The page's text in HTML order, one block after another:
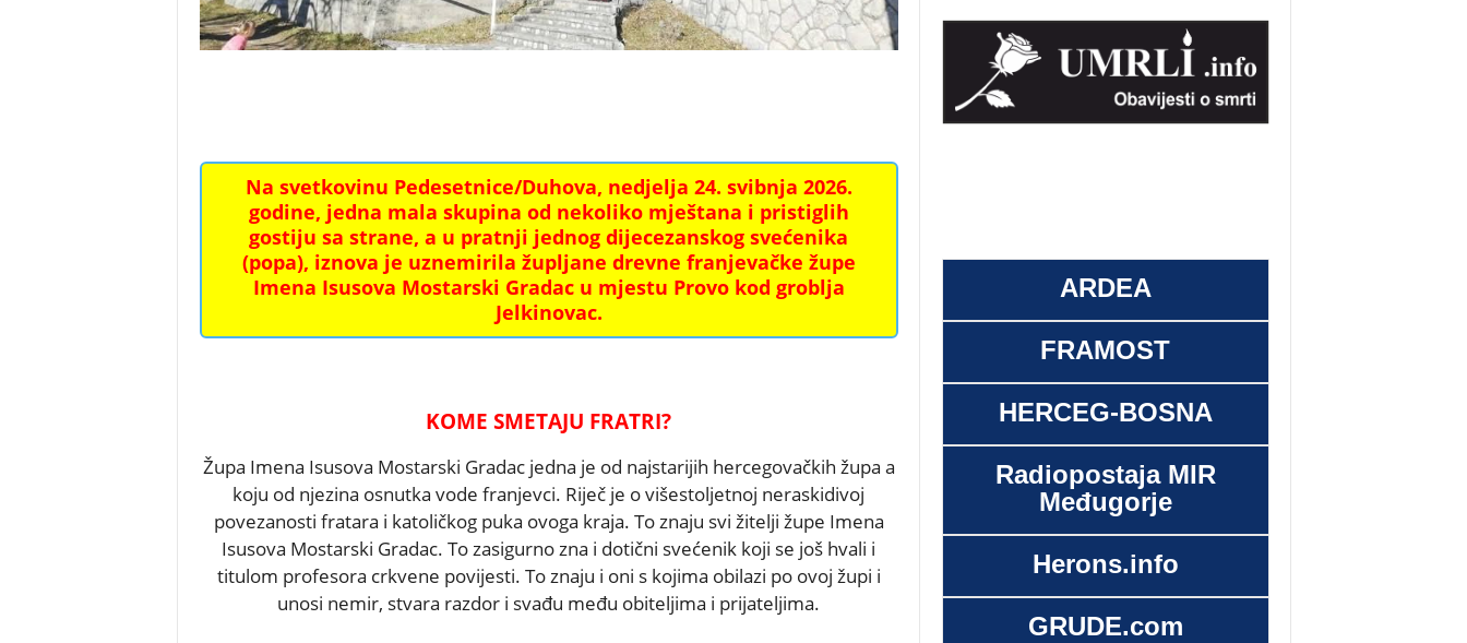
Na svetkovinu Pedesetnice/Duhova, nedjelja 24. svibnja 2026.
godine, jedna mala skupina od nekoliko mještana i pristiglih
gostiju sa strane, a u pratnji jednog dijecezanskog svećenika
(popa), iznova je uznemirila župljane drevne franjevačke župe
Imena Isusova Mostarski Gradac u mjestu Provo kod groblja
Jelkinovac.
KOME SMETAJU FRATRI?
Župa Imena Isusova Mostarski Gradac jedna je od najstarijih hercegovačkih župa a
koju od njezina osnutka vode franjevci. Riječ je o višestoljetnoj neraskidivoj
povezanosti fratara i katoličkog puka ovoga kraja. To znaju svi žitelji župe Imena
Isusova Mostarski Gradac. To zasigurno zna i dotični svećenik koji se još hvali i
titulom profesora crkvene povijesti. To znaju i oni s kojima obilazi po ovoj župi i
unosi nemir, stvara razdor i svađu među obiteljima i prijateljima.
ARDEA
FRAMOST
HERCEG-BOSNA
Radiopostaja MIR
Međugorje
Herons.info
GRUDE.com